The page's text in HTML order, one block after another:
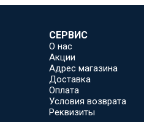
СЕРВИС
О нас
Акции
Адрес магазина
Доставка
Оплата
Условия возврата
Реквизиты